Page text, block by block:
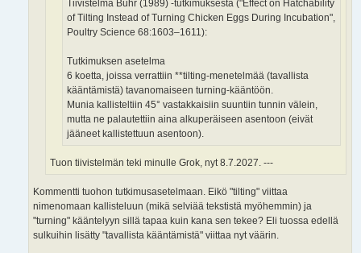
Tiivistelmä Buhr (1989) -tutkimuksesta ("Effect on Hatchability
of Tilting Instead of Turning Chicken Eggs During Incubation",
Poultry Science 68:1603–1611):
Tutkimuksen asetelma
6 koetta, joissa verrattiin **tilting-menetelmää (tavallista
kääntämistä) tavanomaiseen turning-kääntöön.
Munia kallisteltiin 45° vastakkaisiin suuntiin tunnin välein,
mutta ne palautettiin aina alkuperäiseen asentoon (eivät
jääneet kallistettuun asentoon).
Tuon tiivistelmän teki minulle Grok, nyt 8.7.2027. ---
Kommentti tuohon tutkimusasetelmaan. Eikö "tilting" viittaa
nimenomaan kallisteluun (mikä selviää tekstistä myöhemmin) ja
"turning" kääntelyyn sillä tapaa kuin kana sen tekee? Eli tuossa edellä
sulkuihin lisätty "tavallista kääntämistä" viittaa nyt väärin.